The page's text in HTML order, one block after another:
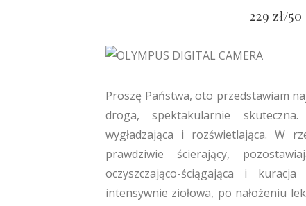
229 zł/
Proszę Państwa, oto przedstawiam
droga, spektakularnie
wygładzająca i rozświetlająca. W
prawdziwie ścierający,
oczyszczająco-ściągająca i
intensywnie ziołowa, po nałożeniu